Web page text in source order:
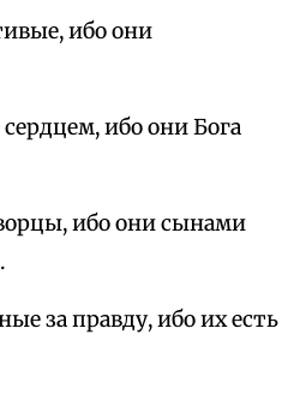
ибо они
ибо они Бога
ибо они сынами
за правду, ибо их есть